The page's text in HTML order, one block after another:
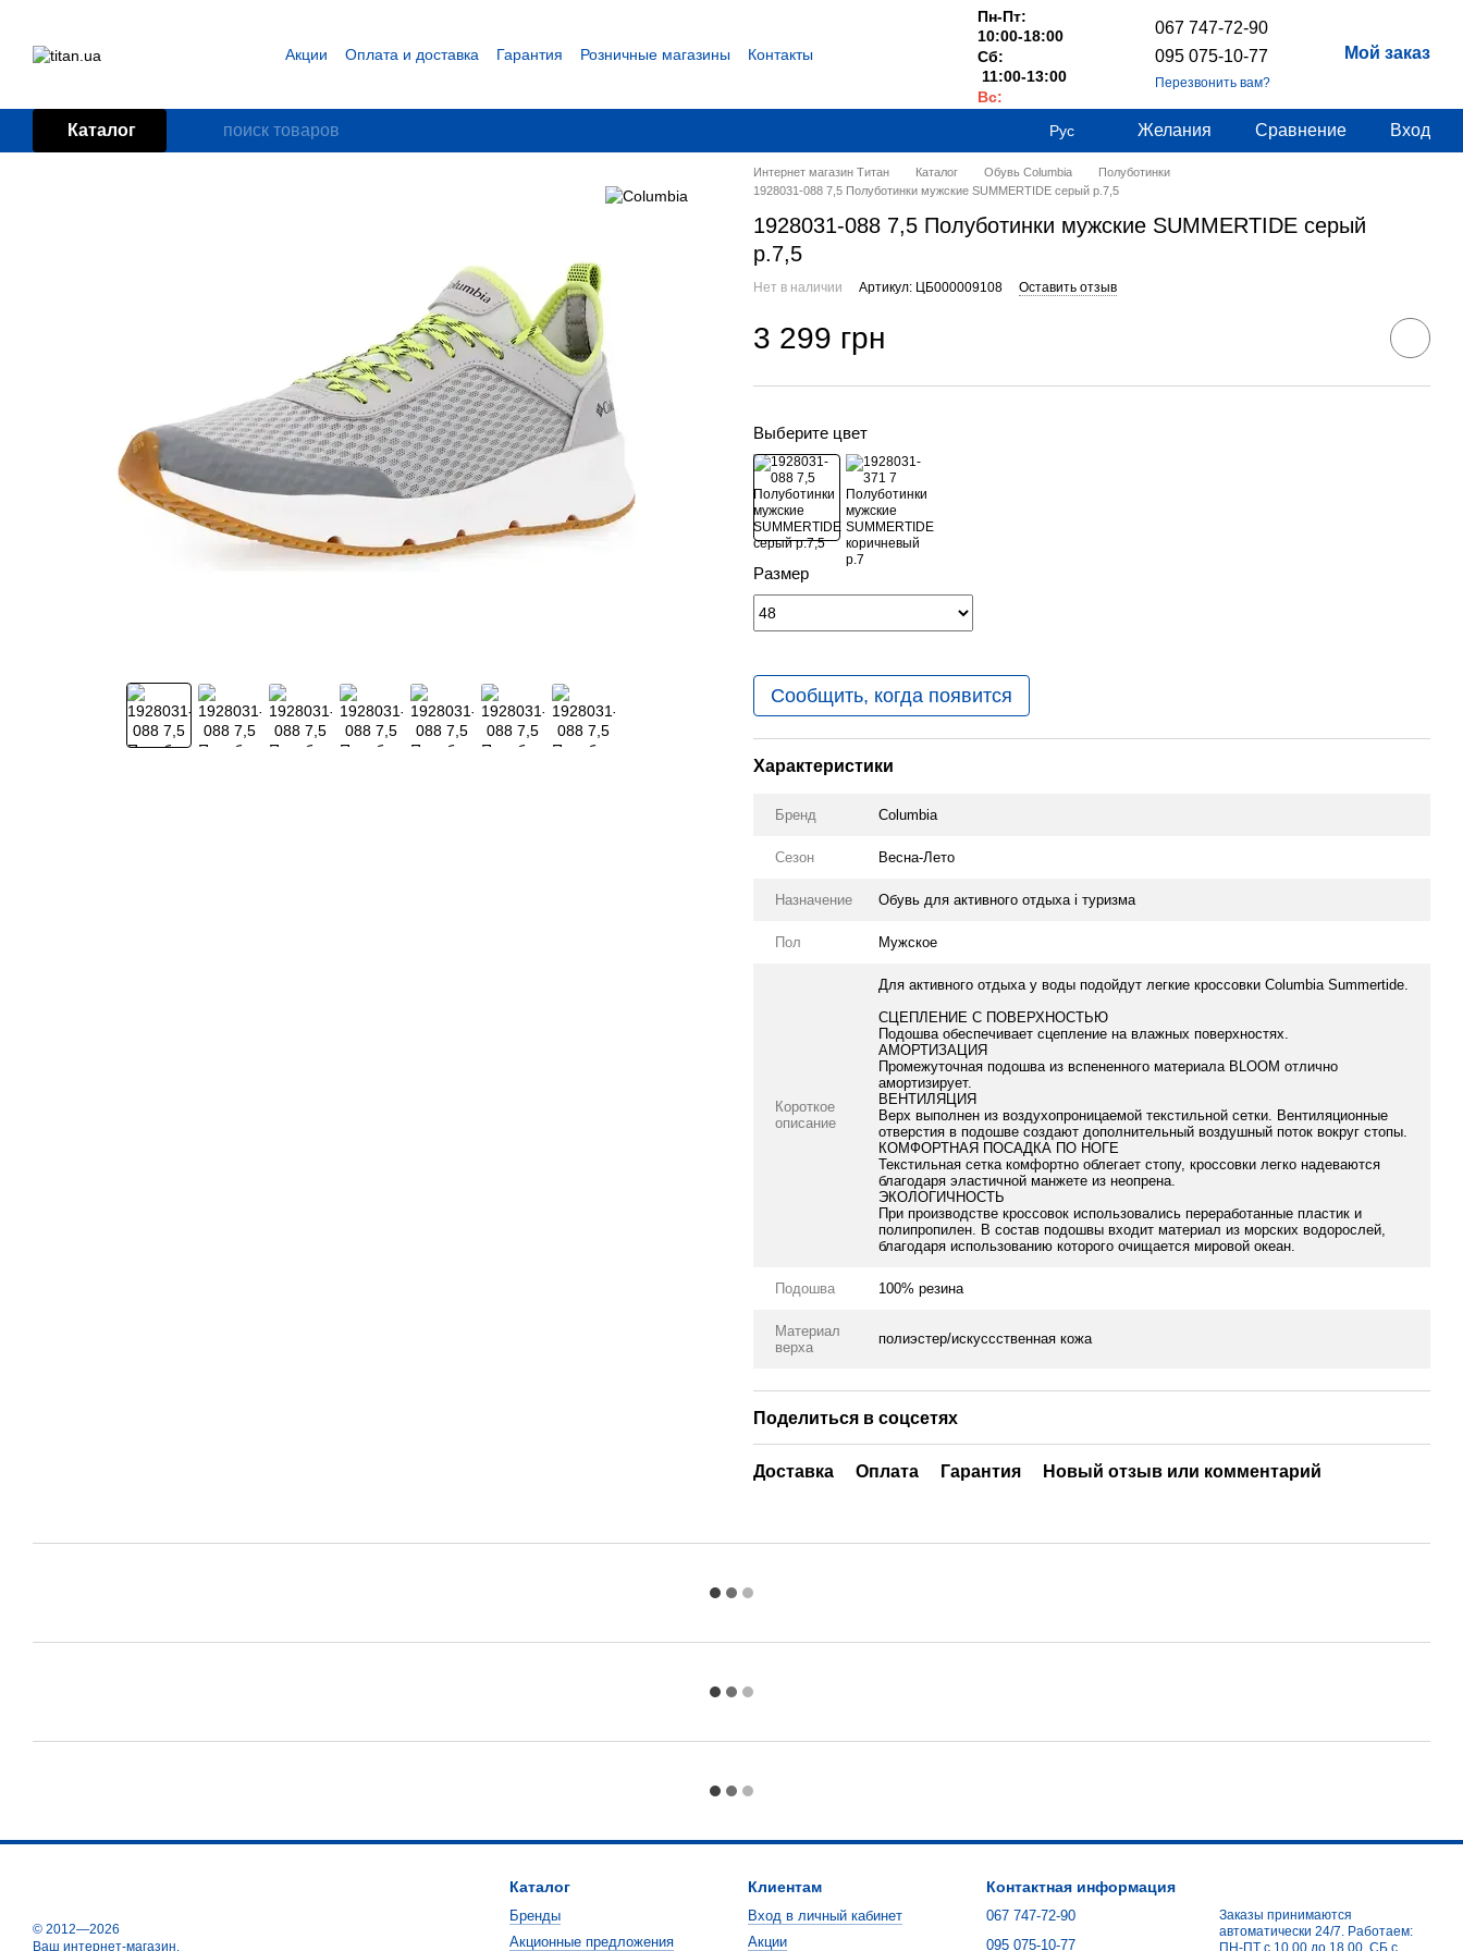
Акции Оплата и доставка Гарантия Розничные магазины
Контакты
Пн-Пт:
10:00-18:00
Сб:
11:00-13:00
Вс:
067 747-72-90
095 075-10-77
Перезвонить вам?
Мой заказ
Каталог Рус Желания Сравнение Вход
Интернет магазин Титан Каталог Обувь Columbia
Полуботинки
1928031-088 7,5 Полуботинки мужские SUMMERTIDE серый р.7,5
1928031-088 7,5 Полуботинки мужские SUMMERTIDE серый
р.7,5
Нет в наличии Артикул: ЦБ000009108 Оставить отзыв
3 299 грн
Выберите цвет
Размер
Сообщить, когда появится
Характеристики
Бренд Columbia
Сезон Весна-Лето
Назначение Обувь для активного отдыха i туризма
Пол Мужское
Короткое
описание
Для активного отдыха у воды подойдут легкие кроссовки Columbia Summertide.
СЦЕПЛЕНИЕ С ПОВЕРХНОСТЬЮ
Подошва обеспечивает сцепление на влажных поверхностях.
АМОРТИЗАЦИЯ
Промежуточная подошва из вспененного материала BLOOM отлично
амортизирует.
ВЕНТИЛЯЦИЯ
Верх выполнен из воздухопроницаемой текстильной сетки. Вентиляционные
отверстия в подошве создают дополнительный воздушный поток вокруг стопы.
КОМФОРТНАЯ ПОСАДКА ПО НОГЕ
Текстильная сетка комфортно облегает стопу, кроссовки легко надеваются
благодаря эластичной манжете из неопрена.
ЭКОЛОГИЧНОСТЬ
При производстве кроссовок использовались переработанные пластик и
полипропилен. В состав подошвы входит материал из морских водорослей,
благодаря использованию которого очищается мировой океан.
Подошва 100% резина
Материал
верха
полиэстер/искуссственная кожа
Поделиться в соцсетях
Доставка Оплата Гарантия Новый отзыв или комментарий
© 2012—2026
Ваш интернет-магазин.
Каталог
Бренды
Акционные предложения
Клиентам
Вход в личный кабинет
Акции
Контактная информация
067 747-72-90
095 075-10-77
Заказы принимаются
автоматически 24/7. Работаем:
ПН-ПТ с 10.00 до 18.00. СБ с